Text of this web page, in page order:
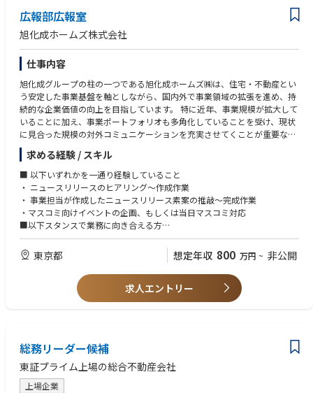
広報部広報室
旭化成ホームズ株式会社
仕事内容
旭化成グループの柱の一つである旭化成ホームズ㈱は、住宅・不動産とい
う安定した事業基盤を軸としながら、国内外で事業領域の拡張を進め、持
続的な企業価値の向上を目指しています。 特に近年、事業規模が拡大して
いることに加え、事業ポートフォリオも多角化していることを受け、現状
に見合った規模の対外コミュニケーションを充実させてくことが重要なテ
ーマとなっています。
今回募集するポジションでは、中長期スパンでのコーポレート広報体制拡
充を実現するために、ご自身の経験を活かしつつベテラン広報社員から学
び、研鑽を積んでいただくことで成長していく若手人財の役割を担ってい
ただきます。
業務においては、グループ内各事業担当との意思疎通を図り、適切なタイ
ミングで効果的な対外発表を実施していき、報道関係者との良好な関係を
当初はベテラン社員とのOJTを前提に、ニュースリリースの作成～公開、
決算説明会を含む各種報道向けイベントの企画～開催、日常の報道等から
の問い合わせ対応、およびリスク対応などを行っていただきます。
ッチボールを経て校了迄を実施
・ニュースリリースの公開作業の実施
・公開後の問い合わせ対応
・公開したニュースリリースの社内報記事を作成し、WEB社内報へ掲載
求める経験 / スキル
■ 以下いずれかを一通り経験していること
・ ニュースリリースのヒアリング～作成作業
・ 事業担当が作成したニュースリリース素案の推敲～完成作業
・マスコミ向けイベントの企画、もしくは当日マスコミ対応
■以下スタンスで業務に向き合える方
・これまでのやり方だけにこだわらず、新しい環境において自ら学び自ら
行動できる方
東京都 想定年収 800 万円 ~ 非公開
求人エントリー
総務リーダー候補
東証プライム上場の総合不動産会社
上場企業